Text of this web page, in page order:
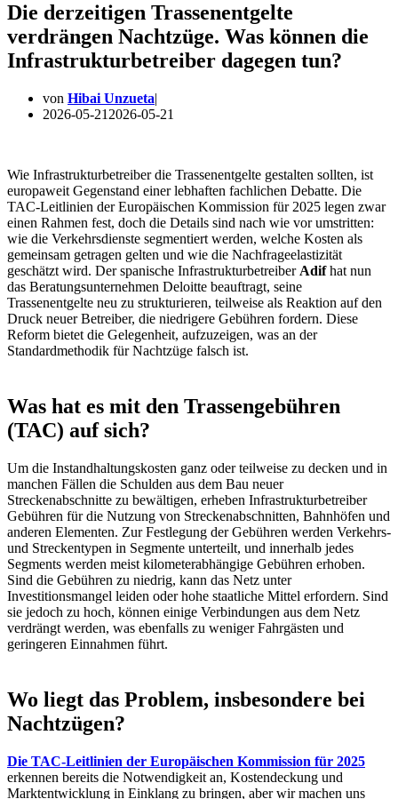
Die derzeitigen Trassenentgelte
verdrängen Nachtzüge. Was können die
Infrastrukturbetreiber dagegen tun?
von Hibai Unzueta
2026-05-21 2026-05-21
Wie Infrastrukturbetreiber die Trassenentgelte gestalten sollten, ist
europaweit Gegenstand einer lebhaften fachlichen Debatte. Die
TAC-Leitlinien der Europäischen Kommission für 2025 legen zwar
einen Rahmen fest, doch die Details sind nach wie vor umstritten:
wie die Verkehrsdienste segmentiert werden, welche Kosten als
gemeinsam getragen gelten und wie die Nachfrageelastizität
geschätzt wird. Der spanische Infrastrukturbetreiber Adifhat nun
das Beratungsunternehmen Deloitte beauftragt, seine
Trassenentgelte neu zu strukturieren, teilweise als Reaktion auf den
Druck neuer Betreiber, die niedrigere Gebühren fordern. Diese
Reform bietet die Gelegenheit, aufzuzeigen, was an der
Standardmethodik für Nachtzüge falsch ist.
Was hat es mit den Trassengebühren
(TAC) auf sich?
Um die Instandhaltungskosten ganz oder teilweise zu decken und in
manchen Fällen die Schulden aus dem Bau neuer
Streckenabschnitte zu bewältigen, erheben Infrastrukturbetreiber
Gebühren für die Nutzung von Streckenabschnitten, Bahnhöfen und
anderen Elementen. Zur Festlegung der Gebühren werden Verkehrs-
und Streckentypen in Segmente unterteilt, und innerhalb jedes
Segments werden meist kilometerabhängige Gebühren erhoben.
Sind die Gebühren zu niedrig, kann das Netz unter
Investitionsmangel leiden oder hohe staatliche Mittel erfordern. Sind
sie jedoch zu hoch, können einige Verbindungen aus dem Netz
verdrängt werden, was ebenfalls zu weniger Fahrgästen und
geringeren Einnahmen führt.
Wo liegt das Problem, insbesondere bei
Nachtzügen?
Die TAC-Leitlinien der Europäischen Kommission für 2025
erkennen bereits die Notwendigkeit an, Kostendeckung und
Marktentwicklung in Einklang zu bringen, aber wir machen uns